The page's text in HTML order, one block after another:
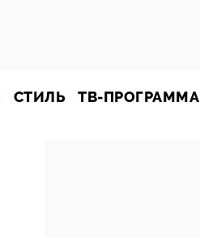
СТИЛЬ ТВ-ПРОГРАММА